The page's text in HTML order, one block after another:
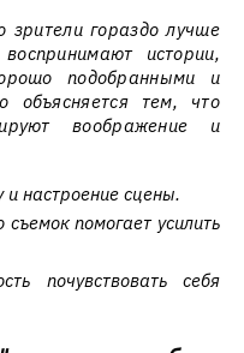
зрители гораздо лучше
истории,
подобранными и
объясняется тем, что
воображение и
настроение сцены.
помогает усилить
почувствовать себя